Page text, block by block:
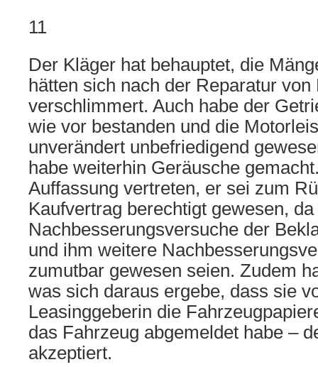
11
Der Kläger hat behauptet, die
hätten sich nach der Reparatur von
verschlimmert. Auch habe der
wie vor bestanden und die
unverändert unbefriedigend
habe weiterhin Geräusche
Auffassung vertreten, er sei zum
Kaufvertrag berechtigt gewesen, da
Nachbesserungsversuche der
und ihm weitere
zumutbar gewesen seien. Zudem
was sich daraus ergebe, dass sie
Leasinggeberin die
das Fahrzeug abgemeldet habe –
akzeptiert.